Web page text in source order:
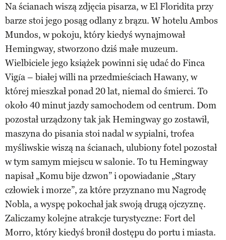
Na ścianach wiszą zdjęcia pisarza, w El Floridita przy
barze stoi jego posąg odlany z brązu. W hotelu Ambos
Mundos, w pokoju, który kiedyś wynajmował
Hemingway, stworzono dziś małe muzeum.
Wielbiciele jego książek powinni się udać do Finca
Vigía – białej willi na przedmieściach Hawany, w
której mieszkał ponad 20 lat, niemal do śmierci. To
około 40 minut jazdy samochodem od centrum. Dom
pozostał urządzony tak jak Hemingway go zostawił,
maszyna do pisania stoi nadal w sypialni, trofea
myśliwskie wiszą na ścianach, ulubiony fotel pozostał
w tym samym miejscu w salonie. To tu Hemingway
napisał „Komu bije dzwon” i opowiadanie „Stary
człowiek i morze”, za które przyznano mu Nagrodę
Nobla, a wyspę pokochał jak swoją drugą ojczyznę.
Zaliczamy kolejne atrakcje turystyczne: Fort del
Morro, który kiedyś bronił dostępu do portu i miasta.